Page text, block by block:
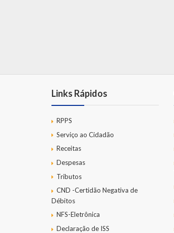
Links Rápidos
RPPS
Serviço ao Cidadão
Receitas
Despesas
Tributos
CND -Certidão Negativa de
Débitos
NFS-Eletrônica
Declaração de ISS